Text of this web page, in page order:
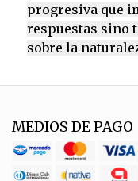
progresiva que
respuestas sino
sobre la
MEDIOS DE PAGO